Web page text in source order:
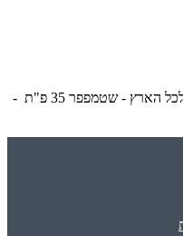
רשת מור - כלבו פתח תקווה - משלוחים לכל הארץ - שטמפפר 35 פ"ת -